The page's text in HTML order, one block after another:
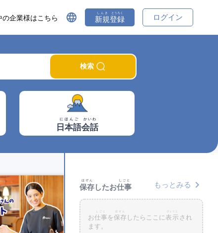
企業様はこちら language 新規
しんき
登録
とうろく
ログイン
検索
日本語
にほんご
会話
かいわ
保存
ほぞん
したお仕事
しごと
もっとみる chevron_right
お仕事
しごと
を保存
ほぞん
したらここに表示
ひょうじ
され
ます。